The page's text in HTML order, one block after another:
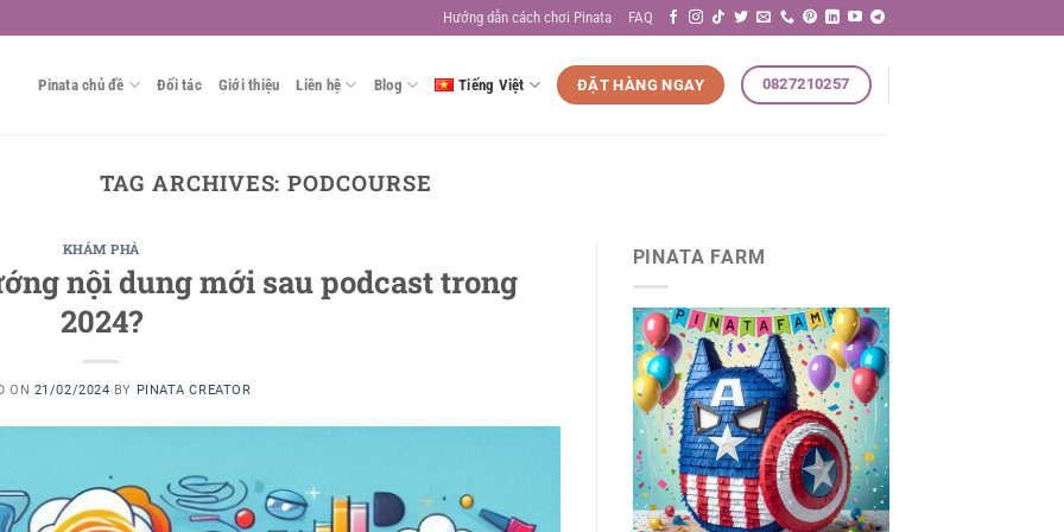
Hướng dẫn cách chơi Pinata FAQ
Pinata chủ đề Đối tác Giới thiệu Liên hệ Blog Tiếng Việt ĐẶT HÀNG NGAY 0827210257
TAG ARCHIVES:PODCOURSE
KHÁM PHÁ
nội dung mới sau podcast trong
2024?
ON 21/02/2024 BY PINATA CREATOR
PINATA FARM